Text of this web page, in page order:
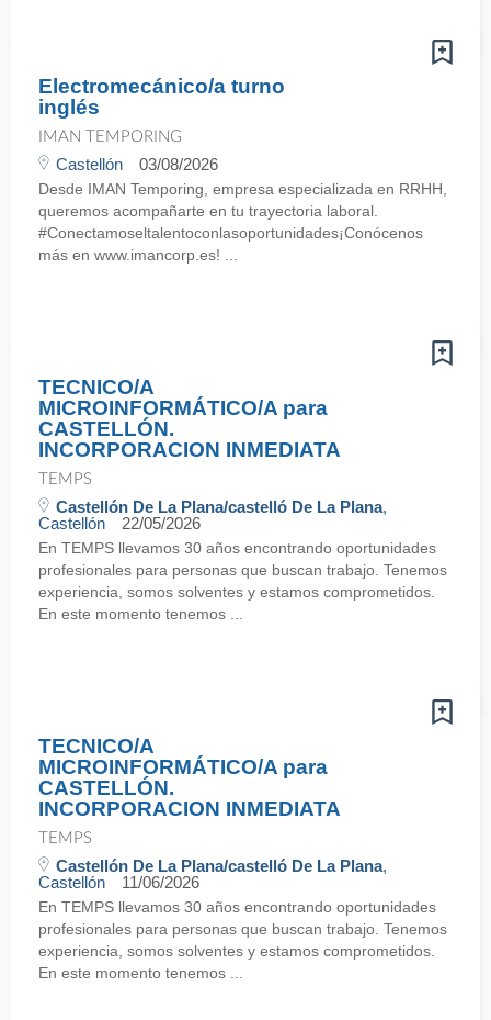
Electromecánico/a turno
inglés
IMAN TEMPORING
Castellón 03/08/2026
Desde IMAN Temporing, empresa especializada en RRHH,
queremos acompañarte en tu trayectoria laboral.
#Conectamoseltalentoconlasoportunidades¡Conócenos
más en www.imancorp.es! ...
TECNICO/A
MICROINFORMÁTICO/A para
CASTELLÓN.
INCORPORACION INMEDIATA
TEMPS
Castellón De La Plana/castelló De La Plana,
Castellón
22/05/2026
En TEMPS llevamos 30 años encontrando oportunidades
profesionales para personas que buscan trabajo. Tenemos
experiencia, somos solventes y estamos comprometidos.
En este momento tenemos ...
TECNICO/A
MICROINFORMÁTICO/A para
CASTELLÓN.
INCORPORACION INMEDIATA
TEMPS
Castellón De La Plana/castelló De La Plana,
Castellón
11/06/2026
En TEMPS llevamos 30 años encontrando oportunidades
profesionales para personas que buscan trabajo. Tenemos
experiencia, somos solventes y estamos comprometidos.
En este momento tenemos ...